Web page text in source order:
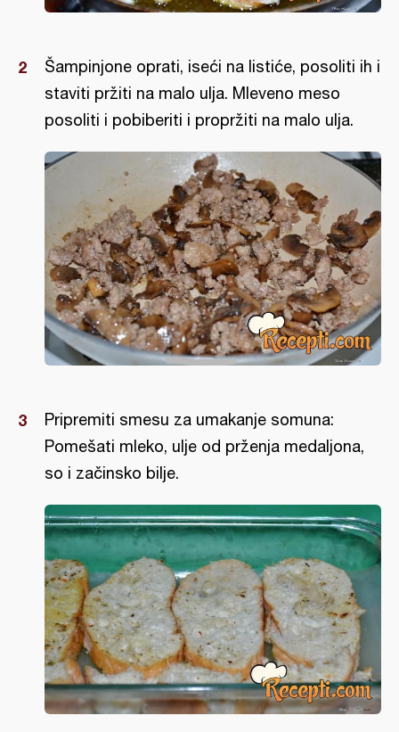
Šampinjone oprati, iseći na listiće, posoliti ih i
staviti pržiti na malo ulja. Mleveno meso
posoliti i pobiberiti i propržiti na malo ulja.
Pripremiti smesu za umakanje somuna:
Pomešati mleko, ulje od prženja medaljona,
so i začinsko bilje.